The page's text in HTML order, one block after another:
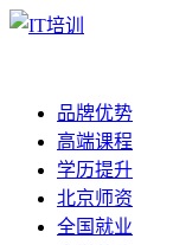
品牌优势
高端课程
学历提升
北京师资
全国就业